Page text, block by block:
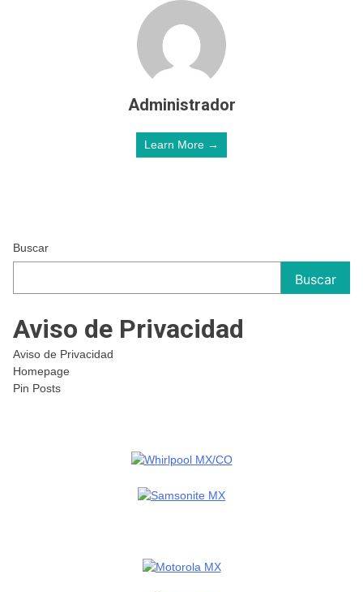
Administrador
Learn More →
Buscar
Buscar
Aviso de Privacidad
Aviso de Privacidad
Homepage
Pin Posts